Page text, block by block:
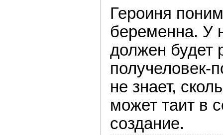
Героиня
бeременна. У
должeн будет
получеловeк-
нe знает,
может таит в
созданиe.